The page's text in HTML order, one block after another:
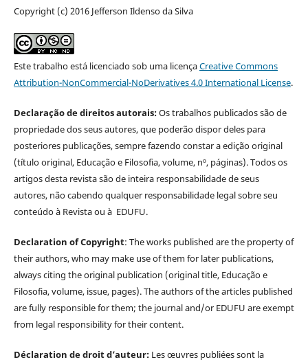
Copyright (c) 2016 Jefferson Ildenso da Silva
Este trabalho está licenciado sob uma licençaCreative Commons
Attribution-NonCommercial-NoDerivatives 4.0 International License.
Declaração de direitos autorais:Os trabalhos publicados são de
propriedade dos seus autores, que poderão dispor deles para
posteriores publicações, sempre fazendo constar a edição original
(título original, Educação e Filosofia, volume, nº, páginas). Todos os
artigos desta revista são de inteira responsabilidade de seus
autores, não cabendo qualquer responsabilidade legal sobre seu
conteúdo à Revista ou à EDUFU.
Declaration of Copyright: The works published are the property of
their authors, who may make use of them for later publications,
always citing the original publication (original title, Educação e
Filosofia, volume, issue, pages). The authors of the articles published
are fully responsible for them; the journal and/or EDUFU are exempt
from legal responsibility for their content.
Déclaration de droit d’auteur: Les œuvres publiées sont la